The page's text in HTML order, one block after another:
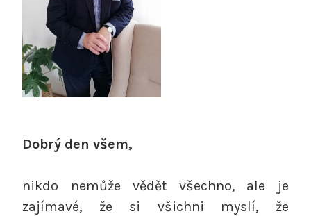
Dobrý den všem,
nikdo nemůže vědět všechno, ale je
zajímavé, že si všichni myslí, že